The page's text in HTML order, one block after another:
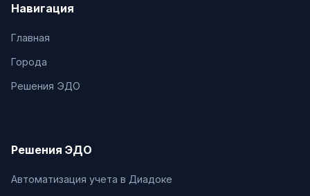
Навигация
Главная
Города
Решения ЭДО
Решения ЭДО
Автоматизация учета в Диадоке